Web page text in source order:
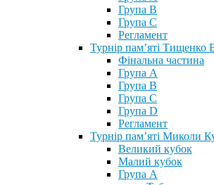
Група В
Група С
Регламент
Турнір пам’яті Тищенко
Фінальна частина
Група А
Група В
Група С
Група D
Регламент
Турнір пам’яті Миколи
Великий кубок
Малий кубок
Група А